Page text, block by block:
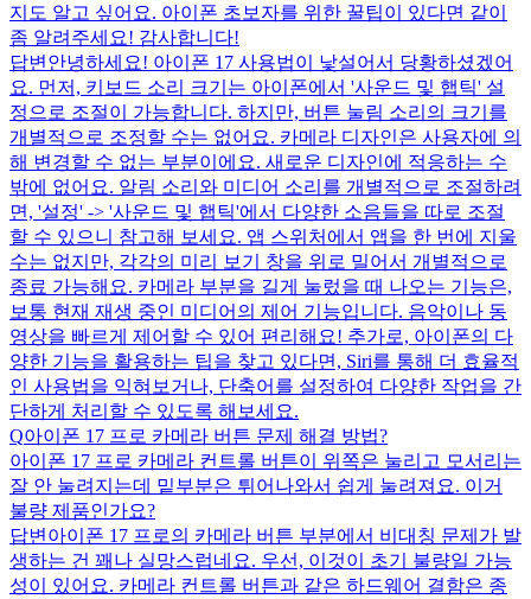
지도 알고 싶어요. 아이폰 초보자를 위한 꿀팁이 있다면 같이
좀 알려주세요! 감사합니다!
답변 안녕하세요! 아이폰 17 사용법이 낯설어서 당황하셨겠어
요. 먼저, 키보드 소리 크기는 아이폰에서 '사운드 및 햅틱' 설
정으로 조절이 가능합니다. 하지만, 버튼 눌림 소리의 크기를
개별적으로 조정할 수는 없어요. 카메라 디자인은 사용자에 의
해 변경할 수 없는 부분이에요. 새로운 디자인에 적응하는 수
밖에 없어요. 알림 소리와 미디어 소리를 개별적으로 조절하려
면, '설정' -> '사운드 및 햅틱'에서 다양한 소음들을 따로 조절
할 수 있으니 참고해 보세요. 앱 스위처에서 앱을 한 번에 지울
수는 없지만, 각각의 미리 보기 창을 위로 밀어서 개별적으로
종료 가능해요. 카메라 부분을 길게 눌렀을 때 나오는 기능은,
보통 현재 재생 중인 미디어의 제어 기능입니다. 음악이나 동
영상을 빠르게 제어할 수 있어 편리해요! 추가로, 아이폰의 다
양한 기능을 활용하는 팁을 찾고 있다면, Siri를 통해 더 효율적
인 사용법을 익혀보거나, 단축어를 설정하여 다양한 작업을 간
단하게 처리할 수 있도록 해보세요.
Q아이폰 17 프로 카메라 버튼 문제 해결 방법?
아이폰 17 프로 카메라 컨트롤 버튼이 위쪽은 눌리고 모서리는
잘 안 눌려지는데 밑부분은 튀어나와서 쉽게 눌려져요. 이거
불량 제품인가요?
답변 아이폰 17 프로의 카메라 버튼 부분에서 비대칭 문제가 발
생하는 건 꽤나 실망스럽네요. 우선, 이것이 초기 불량일 가능
성이 있어요. 카메라 컨트롤 버튼과 같은 하드웨어 결함은 종